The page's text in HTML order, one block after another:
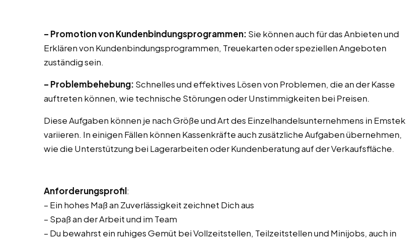
– Promotion von Kundenbindungsprogrammen: Sie können auch für das Anbieten und
Erklären von Kundenbindungsprogrammen, Treuekarten oder speziellen Angeboten
zuständig sein.
– Problembehebung: Schnelles und effektives Lösen von Problemen, die an der Kasse
auftreten können, wie technische Störungen oder Unstimmigkeiten bei Preisen.
Diese Aufgaben können je nach Größe und Art des Einzelhandelsunternehmens in Emstek
variieren. In einigen Fällen können Kassenkräfte auch zusätzliche Aufgaben übernehmen,
wie die Unterstützung bei Lagerarbeiten oder Kundenberatung auf der Verkaufsfläche.
Anforderungsprofil:
– Ein hohes Maß an Zuverlässigkeit zeichnet Dich aus
– Spaß an der Arbeit und im Team
– Du bewahrst ein ruhiges Gemüt bei Vollzeitstellen, Teilzeitstellen und Minijobs, auch in